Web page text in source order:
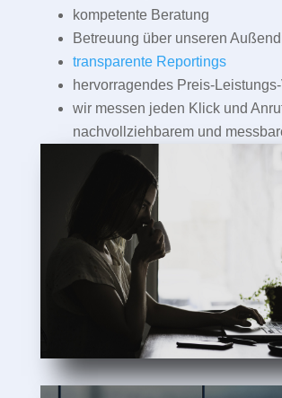
kompetente Beratung
Betreuung über unseren
transparente Reportings
hervorragendes Preis-
wir messen jeden Klick und
nachvollziehbarem und